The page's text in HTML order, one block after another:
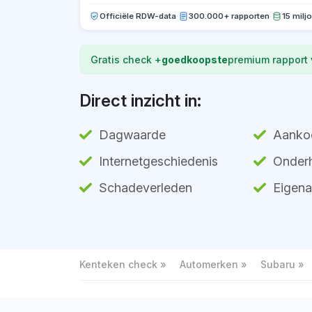
Officiële RDW-data· 300.000+ rapporten· 15
Gratis check +goedkoopstepremium rapport
Direct inzicht in:
Dagwaarde
Internetgeschiedenis
Schadeverleden
Kenteken check Automerken Subaru